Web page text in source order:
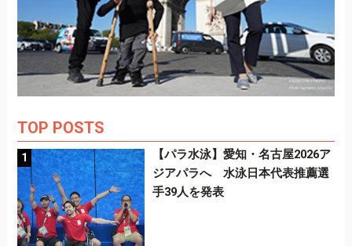
TOP POSTS
【パラ水泳】愛知・名古屋2026ア
ジアパラへ 水泳日本代表推薦選
手39人を発表